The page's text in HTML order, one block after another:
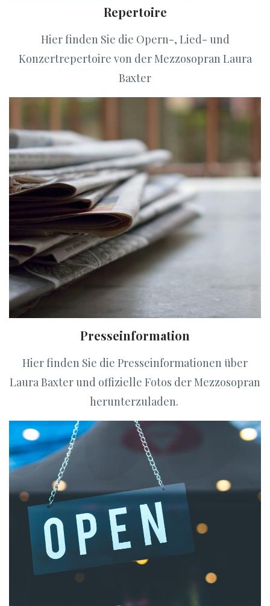
Repertoire
Hier finden Sie die Opern-, Lied- und
Konzertrepertoire von der Mezzosopran Laura
Baxter
Presseinformation
Hier finden Sie die Presseinformationen über
Laura Baxter und offizielle Fotos der Mezzosopran
herunterzuladen.